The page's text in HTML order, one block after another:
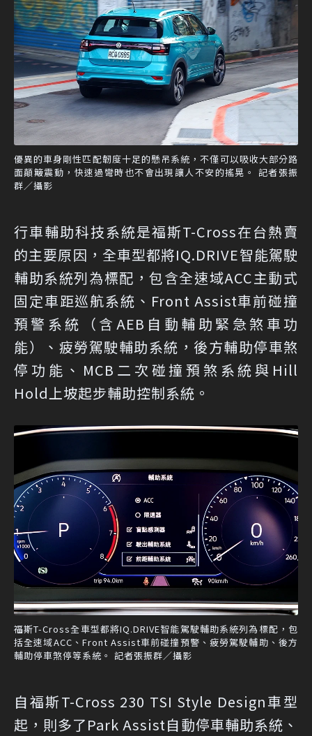
優異的車身剛性匹配韌度十足的懸吊系統，不僅可以吸收大部分路
面顛簸震動，快速過彎時也不會出現讓人不安的搖晃。 記者張振
群／攝影
行車輔助科技系統是福斯T-Cross在台熱賣
的主要原因，全車型都將IQ.DRIVE智能駕駛
輔助系統列為標配，包含全速域ACC主動式
固定車距巡航系統、Front Assist車前碰撞
預警系統（含AEB自動輔助緊急煞車功
能）、疲勞駕駛輔助系統，後方輔助停車煞
停功能、MCB二次碰撞預煞系統與Hill
Hold上坡起步輔助控制系統。
福斯T-Cross全車型都將IQ.DRIVE智能駕駛輔助系統列為標配，包
括全速域ACC、Front Assist車前碰撞預警、疲勞駕駛輔助、後方
輔助停車煞停等系統。 記者張振群／攝影
自福斯T-Cross 230 TSI Style Design車型
起，則多了Park Assist自動停車輔助系統、